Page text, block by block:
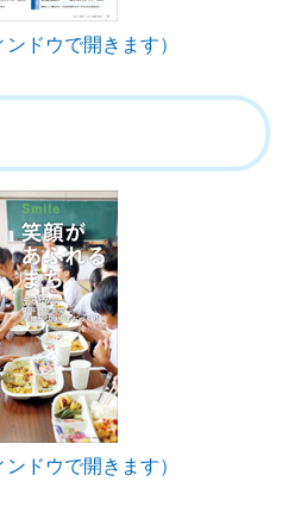
ドウで開きます）
ドウで開きます）